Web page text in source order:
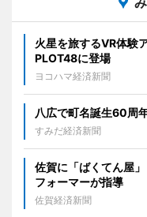
火星を旅するVR体験
PLOT48に登場
ヨコハマ経済新聞
八広で町名誕生60周
すみだ経済新聞
佐賀に「ばくてん屋
フォーマーが指導
佐賀経済新聞